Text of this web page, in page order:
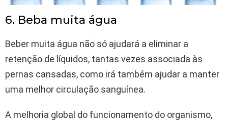
6. Beba muita água
Beber muita água não só ajudará a eliminar a
retenção de líquidos, tantas vezes associada às
pernas cansadas, como irá também ajudar a manter
uma melhor circulação sanguínea.
A melhoria global do funcionamento do organismo,